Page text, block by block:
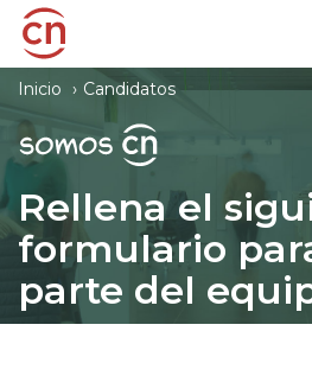
Pasar
contenido
principal
Inicio Candidatos
Rellena el
formulario
parte del